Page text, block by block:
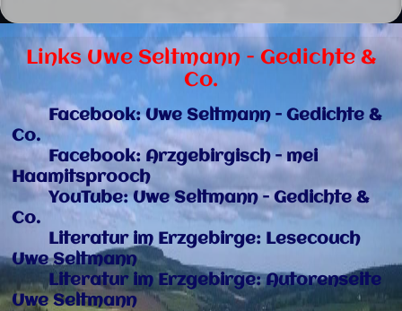
Links Uwe Seltmann - Gedichte &
Co.
Facebook: Uwe Seltmann - Gedichte &
Co.
Facebook: Arzgebirgisch - mei
Haamitsprooch
YouTube: Uwe Seltmann - Gedichte &
Co.
Literatur im Erzgebirge: Lesecouch
Uwe Seltmann
Literatur im Erzgebirge: Autorenseite
Uwe Seltmann